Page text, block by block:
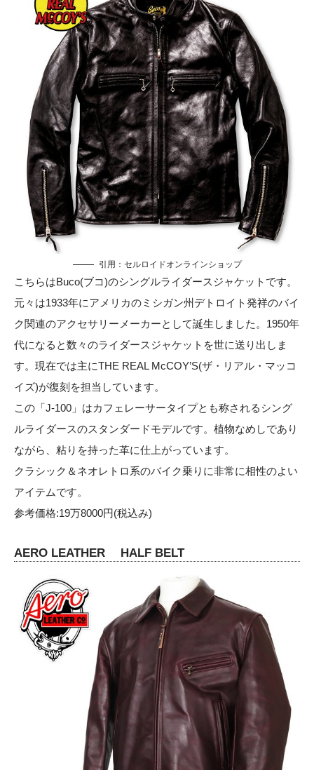
引用： セルロイドオンラインショップ
こちらはBuco(ブコ)のシングルライダースジャケットです。
元々は1933年にアメリカのミシガン州デトロイト発祥のバイ
ク関連のアクセサリーメーカーとして誕生しました。1950年
代になると数々のライダースジャケットを世に送り出しま
す。現在では主にTHE REAL McCOY’S(ザ・リアル・マッコ
イズ)が復刻を担当しています。
この「J-100」はカフェレーサータイプとも称されるシング
ルライダースのスタンダードモデルです。植物なめしであり
ながら、粘りを持った革に仕上がっています。
クラシック＆ネオレトロ系のバイク乗りに非常に相性のよい
アイテムです。
参考価格:19万8000円(税込み)
AERO LEATHER HALF BELT